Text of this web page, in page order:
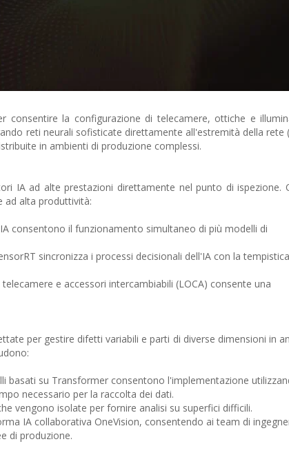
consentire la configurazione di telecamere, ottiche e
reti neurali sofisticate direttamente all'estremità della rete
in ambienti di produzione complessi.
IA ad alte prestazioni direttamente nel punto di ispezione.
ad alta produttività:
consentono il funzionamento simultaneo di più modelli di
sincronizza i processi decisionali dell'IA con la
e accessori intercambiabili (LOCA) consente una
per gestire difetti variabili e parti di diverse dimensioni in
basati su Transformer consentono l'implementazione
necessario per la raccolta dei dati.
vengono isolate per fornire analisi su superfici difficili.
IA collaborativa OneVision, consentendo ai team di
di produzione.